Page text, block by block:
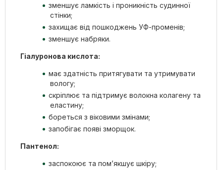
зменшує ламкість і проникність судинної
стінки;
захищає від пошкоджень УФ-променів;
зменшує набряки.
Гіалуронова кислота:
має здатність притягувати та утримувати
вологу;
скріплює та підтримує волокна колагену та
еластину;
бореться з віковими змінами;
запобігає появі зморщок.
Пантенол:
заспокоює та пом’якшує шкіру;